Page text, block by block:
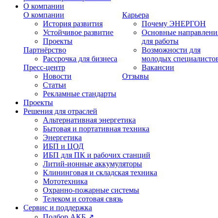
О компании
О компании
История развития
Устойчивое развитие
Проекты
Партнёрство
Рассрочка для бизнеса
Пресс-центр
Новости
Статьи
Рекламные стандарты
Карьера
Почему ЭНЕРГОН
Основные
для работы
Возможности для
молодых
Вакансии
Отзывы
Проекты
Решения для отраслей
Альтернативная энергетика
Бытовая и портативная техника
Энергетика
ИБП и ЦОД
ИБП для ПК и рабочих станций
Литий-ионные аккумуляторы
Клининговая и складская техника
Мототехника
Охранно-пожарные системы
Телеком и сотовая связь
Сервис и поддержка